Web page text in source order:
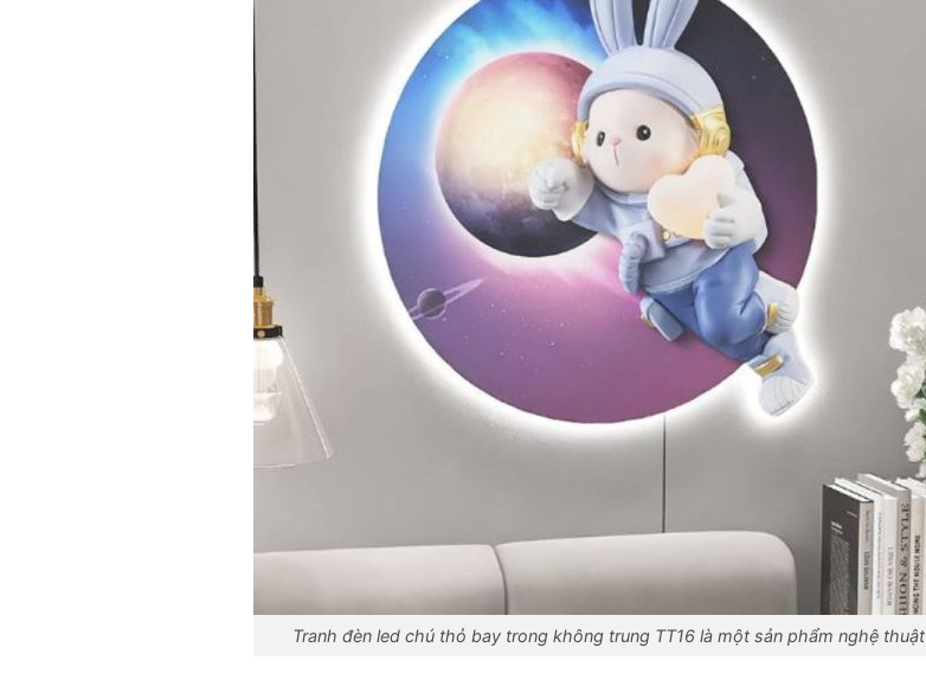
Tranh đèn led chú thỏ bay trong không trung TT16 là một sản phẩm nghệ thuật